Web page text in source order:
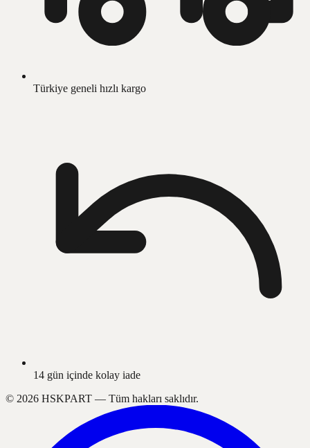
Türkiye geneli hızlı kargo
14 gün içinde kolay iade
© 2026 HSKPART — Tüm hakları saklıdır.